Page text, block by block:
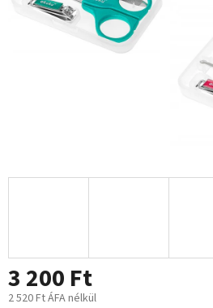
3 200 Ft
2 520 Ft ÁFA nélkül